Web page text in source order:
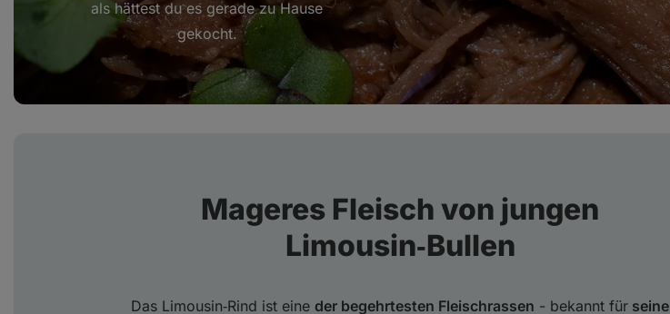
als hättest du es gerade zu Hause
gekocht.
Mageres Fleisch von jungen
Limousin‑Bullen
Das Limousin‑Rind ist eine der begehrtesten Fleischrassen - bekannt für seine